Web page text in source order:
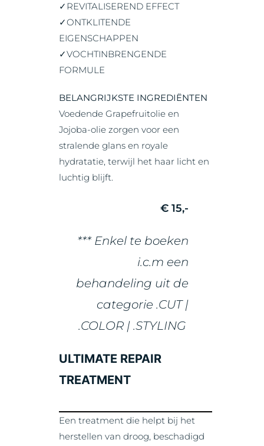
✓REVITALISEREND EFFECT
✓ONTKLITENDE
EIGENSCHAPPEN
✓VOCHTINBRENGENDE
FORMULE
BELANGRIJKSTE INGREDIËNTEN
Voedende Grapefruitolie en
Jojoba-olie zorgen voor een
stralende glans en royale
hydratatie, terwijl het haar licht en
luchtig blijft.
€ 15,-
*** Enkel te boeken
i.c.m een
behandeling uit de
categorie .CUT |
.COLOR | .STYLING
ULTIMATE REPAIR
TREATMENT
Een treatment die helpt bij het
herstellen van droog, beschadigd